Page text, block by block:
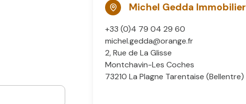
Michel Gedda Immobilier
+33 (0)4 79 04 29 60
michel.gedda@orange.fr
2, Rue de La Glisse
Montchavin-Les Coches
73210 La Plagne Tarentaise (Bellentre)